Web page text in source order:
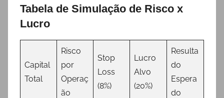
Tabela de Simulação de Risco x
Lucro
Capital
Total
Risco
por
Operaç
ão
Stop
Loss
(8%)
Lucro
Alvo
(20%)
Resulta
do
Espera
do